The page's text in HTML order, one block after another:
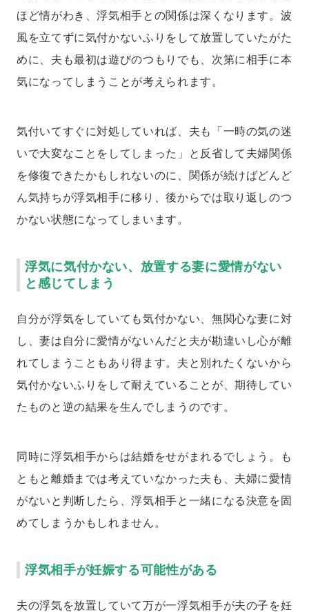
ほど情がわき、浮気相手との関係は深くなります。波
風を立てずに気付かないふりをして放置していたがた
めに、夫も最初は遊びのつもりでも、次第に相手に本
気になってしまうことが考えられます。
気付いてすぐに対処していれば、夫も「一時の気の迷
いで大変なことをしてしまった」と反省して夫婦関係
を修復できたかもしれないのに、関係が続けばどんど
ん気持ちが浮気相手に移り、後からでは取り返しのつ
かない状態になってしまいます。
浮気に気付かない、放置する妻に愛情がない
と感じてしまう
自分が浮気をしていても気付かない、無関心な妻に対
し、妻は自分に愛情がないんだと夫が勘違いし心が離
れてしまうこともあり得ます。夫と別れたくないから
気付かないふりをして耐えていることが、期待してい
たものと逆の結果を生んでしまうのです。
同時に浮気相手からは結婚をせがまれるでしょう。も
ともと離婚までは考えていなかった夫も、夫婦に愛情
がないと判断したら、浮気相手と一緒になる決意を固
めてしまうかもしれません。
浮気相手が妊娠する可能性がある
夫の浮気を放置していて万が一浮気相手が夫の子を妊